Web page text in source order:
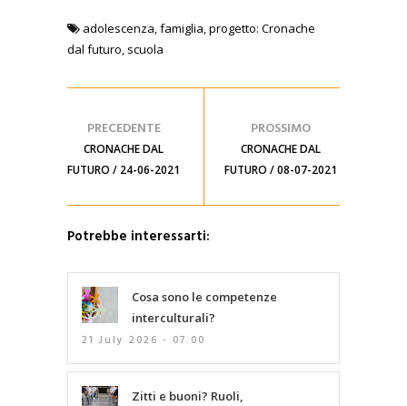
adolescenza,famiglia,progetto: Cronache
dal futuro, scuola
PRECEDENTE
CRONACHE DAL
FUTURO / 24-06-2021
PROSSIMO
CRONACHE DAL
FUTURO / 08-07-2021
Potrebbe interessarti:
Cosa sono le competenze
interculturali?
21 July 2026 - 07:00
Zitti e buoni? Ruoli,